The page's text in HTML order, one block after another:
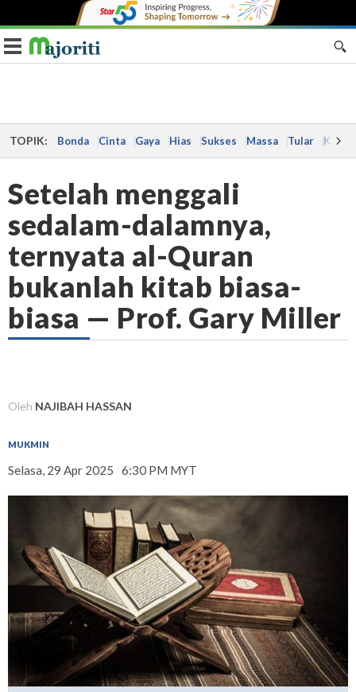
Toggle navigation
TOPIK: Bonda Cinta Gaya Hias Sukses Massa Tular Kes
Setelah menggali
sedalam-dalamnya,
ternyata al-Quran
bukanlah kitab biasa-
biasa — Prof. Gary Miller
Oleh NAJIBAH HASSAN
MUKMIN
Selasa, 29 Apr 2025 6:30 PM MYT